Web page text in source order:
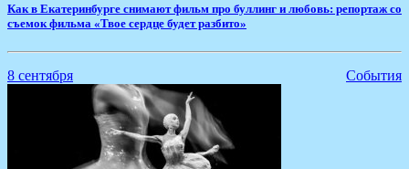
​Как в Екатеринбурге снимают фильм про буллинг и любовь: репортаж со
съемок фильма «Твое сердце будет разбито»
8 сентября События